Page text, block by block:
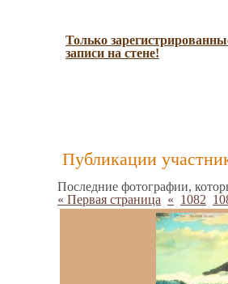
Только
записи на стене!
Публикации
Последние фотографии,
« Первая страница « 1082